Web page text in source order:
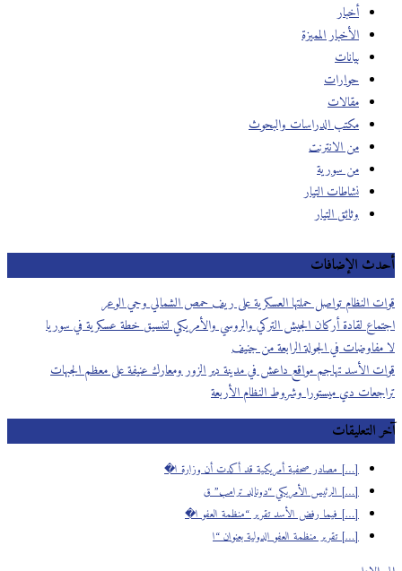
أخبار
الأخبار المميزة
بيانات
حوارات
مقالات
مكتب الدراسات والبحوث
من الانترنت
من سورية
نشاطات التيار
وثائق التيار
أحدث الإضافات
قوات النظام تواصل حملتها العسكرية على ريف حمص الشمالي وحي الوعر
اجتماع لقادة أركان الجيش التركي والروسي والأمريكي لتنسيق خطة عسكرية في سوريا
لا مفاوضات في الجولة الرابعة من جنيف
قوات الأسد تهاجم مواقع داعش في مدينة دير الزور ومعارك عنيفة على معظم الجبهات
تراجعات دي ميستورا وشروط النظام الأربعة
آخر التعليقات
[…] مصادر صحفية أمريكية قد أكدت أن وزارة ا�
[…] الرئيس الأمريكي “دونالد ترامب” ق
[…] فيما رفض الأسد تقرير “منظمة العفو ا�
[…] تقرير منظمة العفو الدولية بعنوان “ا